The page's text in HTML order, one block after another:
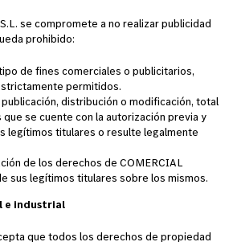
se compromete a no realizar publicidad
prohibido:
de fines comerciales o publicitarios,
permitidos.
distribución o modificación, total
que se cuente con la autorización previa y
legítimos titulares o resulte legalmente
de los derechos de COMERCIAL
sus legítimos titulares sobre los mismos.
e industrial
que todos los derechos de propiedad